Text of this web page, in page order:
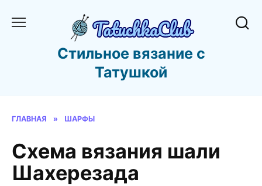
Стильное вязание с
Татушкой
ГЛАВНАЯ » ШАРФЫ
Схема вязания шали
Шахерезада